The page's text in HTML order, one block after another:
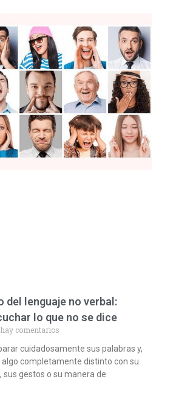
del lenguaje no verbal:
lo que no se dice
hay comentarios
cuidadosamente sus palabras y,
algo completamente distinto con su
sus gestos o su manera de